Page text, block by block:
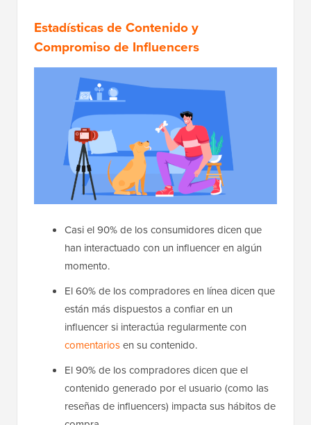
Estadísticas de Contenido y
Compromiso de Influencers
Casi el 90% de los consumidores dicen que
han interactuado con un influencer en algún
momento.
El 60% de los compradores en línea dicen que
están más dispuestos a confiar en un
influencer si interactúa regularmente con
comentariosen su contenido.
El 90% de los compradores dicen que el
contenido generado por el usuario (como las
reseñas de influencers) impacta sus hábitos de